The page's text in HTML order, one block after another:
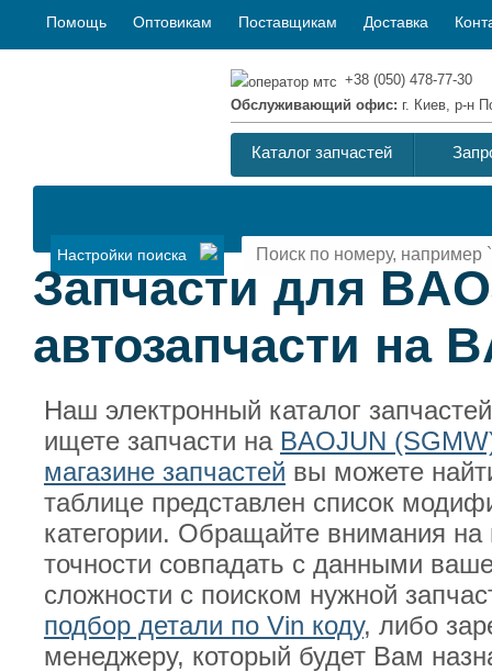
Помощь Оптовикам Поставщикам Доставка
+38 (050) 478-77-30
Обслуживающий офис: г. Киев, р-н
Каталог запчастей
Настройки поиска
Запчасти для
автозапчасти на
Наш электронный каталог
ищете запчасти на BAOJUN
магазине запчастей вы можете
таблице представлен список
категории. Обращайте внимания
точности совпадать с данными
сложности с поиском нужной
подбор детали по Vin коду, либо
менеджеру, который будет Вам